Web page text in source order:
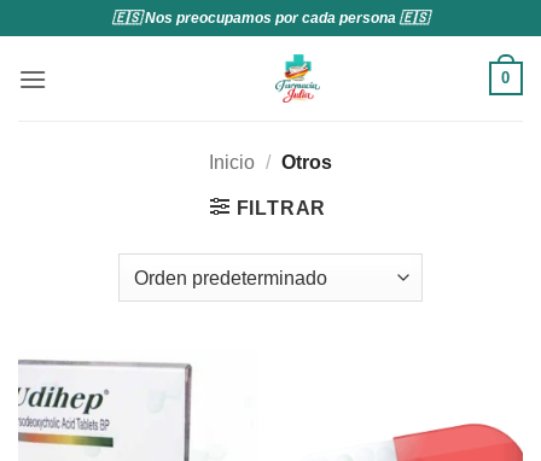
contenido
🇪🇸 Nos preocupamos por cada persona 🇪🇸
0
Inicio / Otros
FILTRAR